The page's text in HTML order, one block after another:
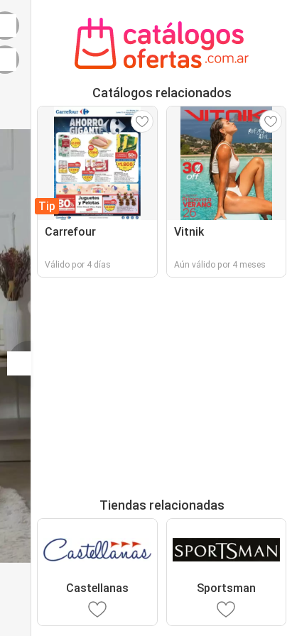
Catálogos relacionados
Tip
Carrefour
Válido por 4 días
Vitnik
Aún válido por 4 meses
Tiendas relacionadas
Castellanas Sportsman